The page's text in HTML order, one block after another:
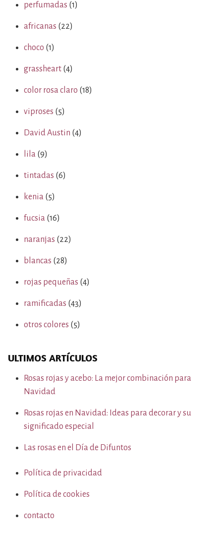
perfumadas (1)
africanas (22)
choco (1)
grassheart (4)
color rosa claro (18)
viproses (5)
David Austin (4)
lila (9)
tintadas (6)
kenia (5)
fucsia (16)
naranjas (22)
blancas (28)
rojas pequeñas (4)
ramificadas (43)
otros colores (5)
ULTIMOS ARTÍCULOS
Rosas rojas y acebo: La mejor combinación para
Navidad
Rosas rojas en Navidad: Ideas para decorar y su
significado especial
Las rosas en el Día de Difuntos
Política de privacidad
Política de cookies
contacto